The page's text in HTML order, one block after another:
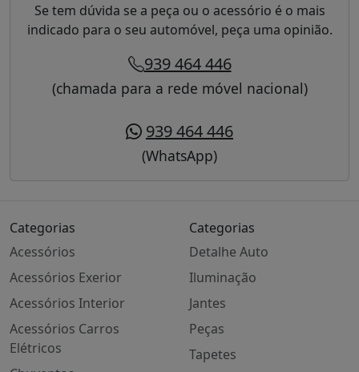
Se tem dúvida se a peça ou o acessório é o mais
indicado para o seu automóvel, peça uma opinião.
939 464 446
(chamada para a rede móvel nacional)
939 464 446
(WhatsApp)
Categorias
Acessórios
Acessórios Exerior
Acessórios Interior
Acessórios Carros
Elétricos
Categorias
Detalhe Auto
Iluminação
Jantes
Peças
Tapetes